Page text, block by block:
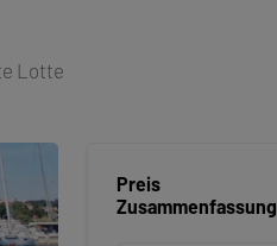
Lotte
Preis
Zusammenfassung